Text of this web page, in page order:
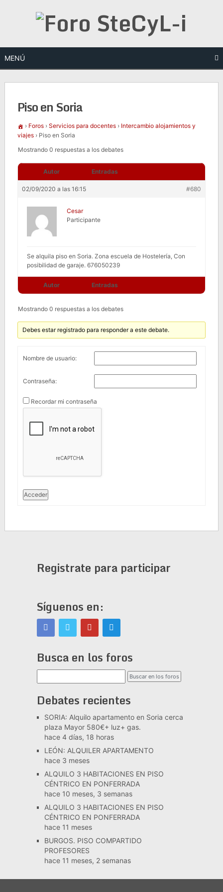
MENÚ
Piso en Soria
› Foros › Servicios para docentes › Intercambio alojamientos y
viajes › Piso en Soria
Mostrando 0 respuestas a los debates
Autor Entradas
02/09/2020 a las 16:15 #680
Cesar
Participante
Se alquila piso en Soria. Zona escuela de Hostelería, Con
posibilidad de garaje. 676050239
Autor Entradas
Mostrando 0 respuestas a los debates
Debes estar registrado para responder a este debate.
Nombre de usuario:
Contraseña:
Recordar mi contraseña
Acceder
Registrate para participar
Síguenos en:
Busca en los foros
Debates recientes
SORIA: Alquilo apartamento en Soria cerca
plaza Mayor 580€+ luz+ gas.
hace 4 días, 18 horas
LEÓN: ALQUILER APARTAMENTO
hace 3 meses
ALQUILO 3 HABITACIONES EN PISO
CÉNTRICO EN PONFERRADA
hace 10 meses, 3 semanas
ALQUILO 3 HABITACIONES EN PISO
CÉNTRICO EN PONFERRADA
hace 11 meses
BURGOS. PISO COMPARTIDO
PROFESORES
hace 11 meses, 2 semanas